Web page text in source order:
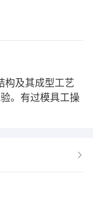
构及其成型工艺
。有过模具工操